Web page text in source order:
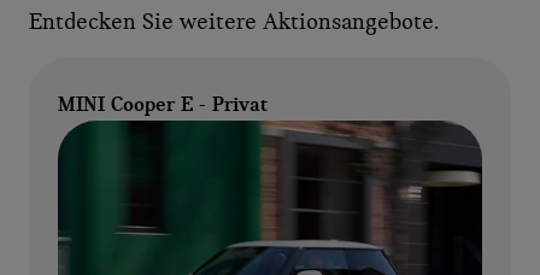
Entdecken Sie weitere Aktionsangebote.
MINI Cooper E - Privat